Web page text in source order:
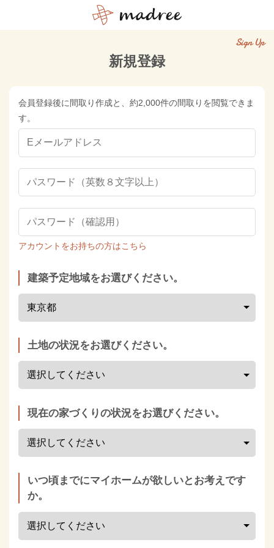
Sign Up
新規登録
会員登録後に間取り作成と、約2,000件の間取りを閲覧できま
す。
アカウントをお持ちの方はこちら
建築予定地域をお選びください。
土地の状況をお選びください。
現在の家づくりの状況をお選びください。
いつ頃までにマイホームが欲しいとお考えです
か。